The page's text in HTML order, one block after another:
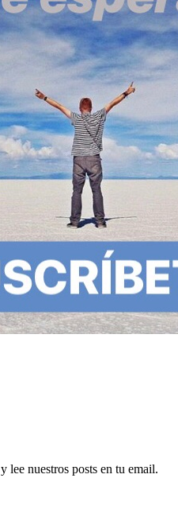
y lee nuestros posts en tu email.